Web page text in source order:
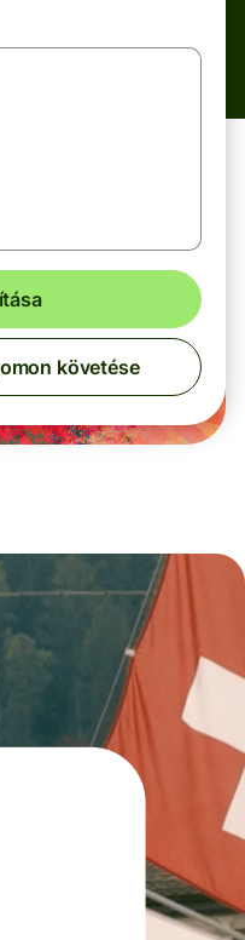
követése